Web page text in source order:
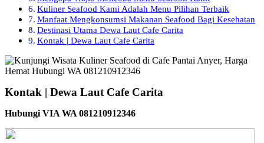
Kuliner Seafood Kami Adalah Menu Pilihan Terbaik
Manfaat Mengkonsumsi Makanan Seafood Bagi Kesehatan
Destinasi Utama Dewa Laut Cafe Carita
Kontak | Dewa Laut Cafe Carita
Kontak | Dewa Laut Cafe Carita
Hubungi VIA WA 081210912346